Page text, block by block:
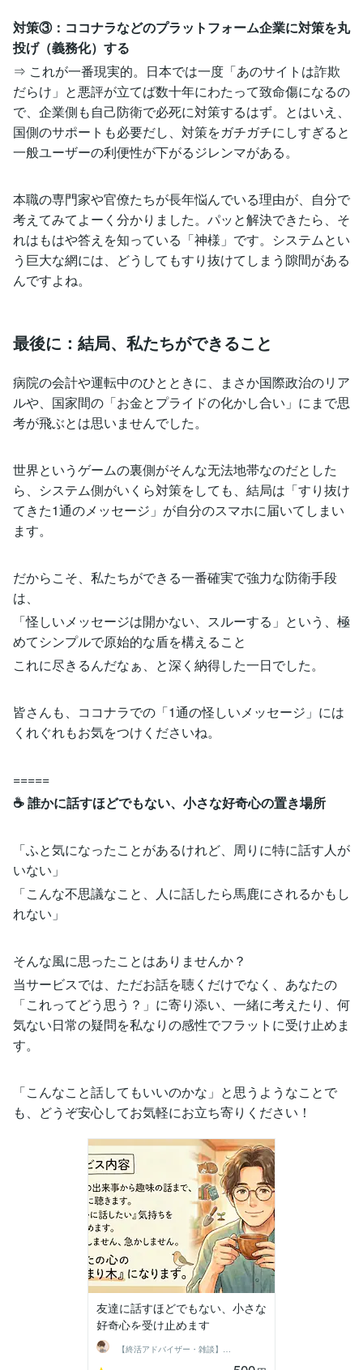
対策③：ココナラなどのプラットフォーム企業に対策を丸
投げ（義務化）する
⇒ これが一番現実的。日本では一度「あのサイトは詐欺
だらけ」と悪評が立てば数十年にわたって致命傷になるの
で、企業側も自己防衛で必死に対策するはず。とはいえ、
国側のサポートも必要だし、対策をガチガチにしすぎると
一般ユーザーの利便性が下がるジレンマがある。
本職の専門家や官僚たちが長年悩んでいる理由が、自分で
考えてみてよーく分かりました。パッと解決できたら、そ
れはもはや答えを知っている「神様」です。システムとい
う巨大な網には、どうしてもすり抜けてしまう隙間がある
んですよね。
最後に：結局、私たちができること
病院の会計や運転中のひとときに、まさか国際政治のリア
ルや、国家間の「お金とプライドの化かし合い」にまで思
考が飛ぶとは思いませんでした。
世界というゲームの裏側がそんな无法地帯なのだとした
ら、システム側がいくら対策をしても、結局は「すり抜け
てきた1通のメッセージ」が自分のスマホに届いてしまい
ます。
だからこそ、私たちができる一番確実で強力な防衛手段
は、
「怪しいメッセージは開かない、スルーする」という、極
めてシンプルで原始的な盾を構えること
これに尽きるんだなぁ、と深く納得した一日でした。
皆さんも、ココナラでの「1通の怪しいメッセージ」には
くれぐれもお気をつけくださいね。
=====
☕️ 誰かに話すほどでもない、小さな好奇心の置き場所
「ふと気になったことがあるけれど、周りに特に話す人が
いない」
「こんな不思議なこと、人に話したら馬鹿にされるかもし
れない」
そんな風に思ったことはありませんか？
当サービスでは、ただお話を聴くだけでなく、あなたの
「これってどう思う？」に寄り添い、一緒に考えたり、何
気ない日常の疑問を私なりの感性でフラットに受け止めま
す。
「こんなこと話してもいいのかな」と思うようなことで
も、どうぞ安心してお気軽にお立ち寄りください！
友達に話すほどでもない、小さな
好奇心を受け止めます
【終活アドバイザー・雑談】せいお